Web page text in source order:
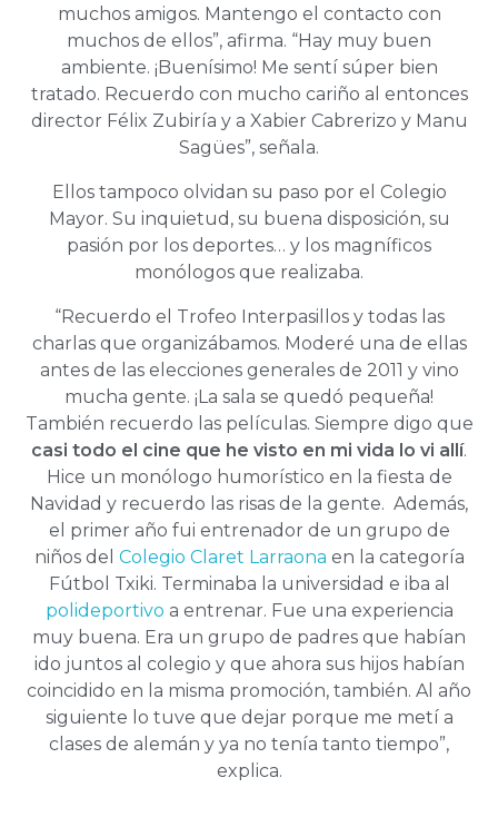
muchos amigos. Mantengo el contacto con
muchos de ellos”, afirma. “Hay muy buen
ambiente. ¡Buenísimo! Me sentí súper bien
tratado. Recuerdo con mucho cariño al entonces
director Félix Zubiría y a Xabier Cabrerizo y Manu
Sagües”, señala.
Ellos tampoco olvidan su paso por el Colegio
Mayor. Su inquietud, su buena disposición, su
pasión por los deportes… y los magníficos
monólogos que realizaba.
“Recuerdo el Trofeo Interpasillos y todas las
charlas que organizábamos. Moderé una de ellas
antes de las elecciones generales de 2011 y vino
mucha gente. ¡La sala se quedó pequeña!
También recuerdo las películas. Siempre digo que
casi todo el cine que he visto en mi vida lo vi allí.
Hice un monólogo humorístico en la fiesta de
Navidad y recuerdo las risas de la gente. Además,
el primer año fui entrenador de un grupo de
niños del Colegio Claret Larraona en la categoría
Fútbol Txiki. Terminaba la universidad e iba al
polideportivo a entrenar. Fue una experiencia
muy buena. Era un grupo de padres que habían
ido juntos al colegio y que ahora sus hijos habían
coincidido en la misma promoción, también. Al año
siguiente lo tuve que dejar porque me metí a
clases de alemán y ya no tenía tanto tiempo”,
explica.